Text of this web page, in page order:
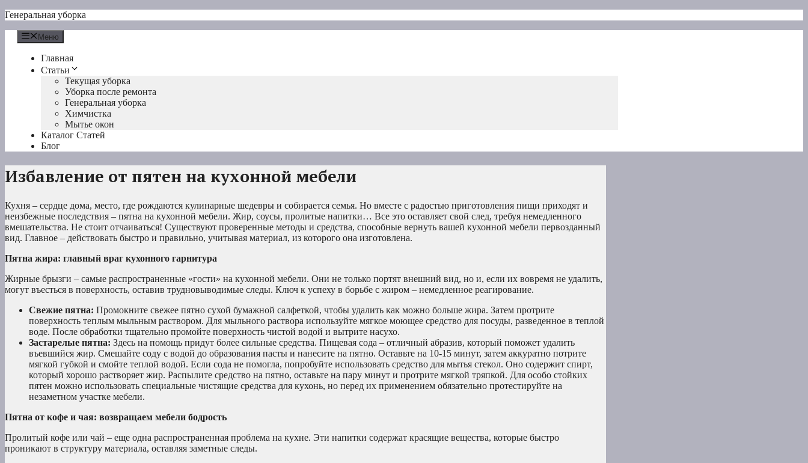
Перейти
содержимому
Генеральная уборка
Меню
Главная
Статьи
Текущая уборка
Уборка после ремонта
Генеральная уборка
Химчистка
Мытье окон
Каталог Статей
Блог
Избавление от пятен на кухонной мебели
Кухня – сердце дома, место, где рождаются кулинарные шедевры и собирается семья. Но вместе с радостью приготовления пищи приходят и
неизбежные последствия – пятна на кухонной мебели. Жир, соусы, пролитые напитки… Все это оставляет свой след, требуя немедленного
вмешательства. Не стоит отчаиваться! Существуют проверенные методы и средства, способные вернуть вашей кухонной мебели первозданный
вид. Главное – действовать быстро и правильно, учитывая материал, из которого она изготовлена.
Пятна жира: главный враг кухонного гарнитура
Жирные брызги – самые распространенные «гости» на кухонной мебели. Они не только портят внешний вид, но и, если их вовремя не удалить,
могут въесться в поверхность, оставив трудновыводимые следы. Ключ к успеху в борьбе с жиром – немедленное реагирование.
Свежие пятна: Промокните свежее пятно сухой бумажной салфеткой, чтобы удалить как можно больше жира. Затем протрите
поверхность теплым мыльным раствором. Для мыльного раствора используйте мягкое моющее средство для посуды, разведенное в теплой
воде. После обработки тщательно промойте поверхность чистой водой и вытрите насухо.
Застарелые пятна: Здесь на помощь придут более сильные средства. Пищевая сода – отличный абразив, который поможет удалить
въевшийся жир. Смешайте соду с водой до образования пасты и нанесите на пятно. Оставьте на 10-15 минут, затем аккуратно потрите
мягкой губкой и смойте теплой водой. Если сода не помогла, попробуйте использовать средство для мытья стекол. Оно содержит спирт,
который хорошо растворяет жир. Распылите средство на пятно, оставьте на пару минут и протрите мягкой тряпкой. Для особо стойких
пятен можно использовать специальные чистящие средства для кухонь, но перед их применением обязательно протестируйте на
незаметном участке мебели.
Пятна от кофе и чая: возвращаем мебели бодрость
Пролитый кофе или чай – еще одна распространенная проблема на кухне. Эти напитки содержат красящие вещества, которые быстро
проникают в структуру материала, оставляя заметные следы.